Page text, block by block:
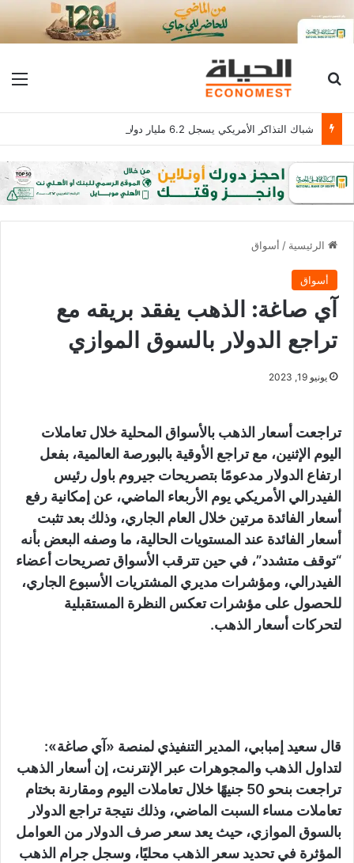
بحث عن
شباك التذاكر الأمريكي يسجل 6.2 مليار دولار
الرئيسية / أسواق
أسواق
آي صاغة: الذهب يفقد بريقه مع
تراجع الدولار بالسوق الموازي
يونيو 19, 2023
تراجعت أسعار الذهب بالأسواق المحلية خلال تعاملات
اليوم الإثنين، مع تراجع الأوقية بالبورصة العالمية، بفعل
ارتفاع الدولار مدعومًا بتصريحات جيروم باول رئيس
الفيدرالي الأمريكي يوم الأربعاء الماضي، عن إمكانية رفع
أسعار الفائدة مرتين خلال العام الجاري، وذلك بعد تثبت
أسعار الفائدة عند المستويات الحالية، ما وصفه البعض بأنه
“توقف متشدد”، في حين تترقب الأسواق تصريحات أعضاء
الفيدرالي، ومؤشرات مديري المشتريات الأسبوع الجاري،
للحصول على مؤشرات تعكس النظرة المستقبلية
لتحركات أسعار الذهب.
قال سعيد إمبابي، المدير التنفيذي لمنصة «آي صاغة»:
لتداول الذهب والمجوهرات عبر الإنترنت، إن أسعار الذهب
تراجعت بنحو 50 جنيهًا خلال تعاملات اليوم ومقارنة بختام
تعاملات مساء السبت الماضي، وذلك نتيجة تراجع الدولار
بالسوق الموازي، حيث يعد سعر صرف الدولار من العوامل
المؤثرة في تحديد سعر الذهب محليًا، وسجل جرام الذهب